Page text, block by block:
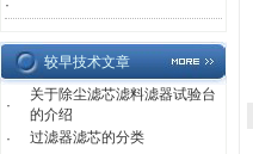
·
较早技术文章
·
关于除尘滤芯滤料滤器试验台
的介绍
·
过滤器滤芯的分类